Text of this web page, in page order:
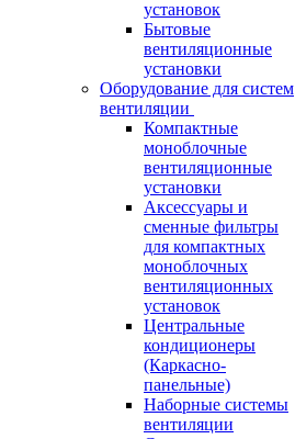
установок
Бытовые
вентиляционные
установки
Оборудование для систем
вентиляции
Компактные
моноблочные
вентиляционные
установки
Аксессуары и
сменные фильтры
для компактных
моноблочных
вентиляционных
установок
Центральные
кондиционеры
(Каркасно-
панельные)
Наборные системы
вентиляции